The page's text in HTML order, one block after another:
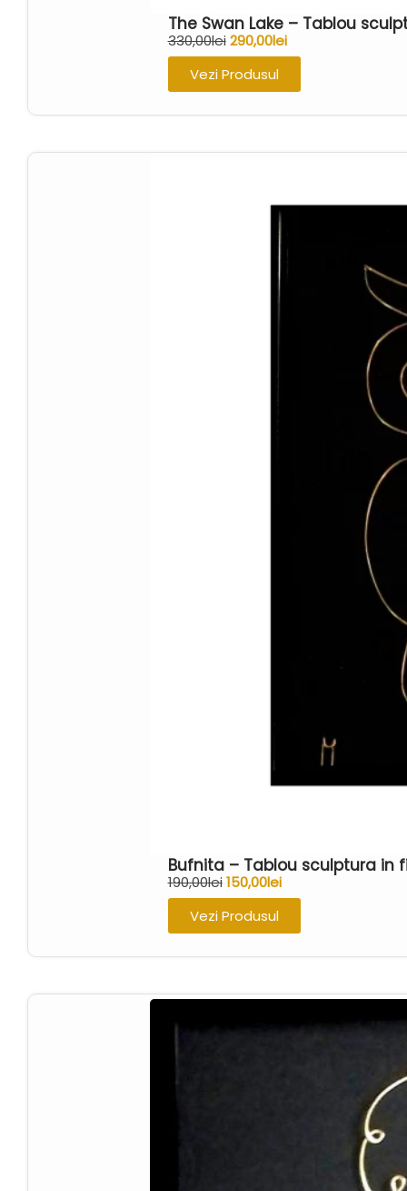
The Swan Lake – Tablou
330,00lei 290,00lei
Vezi Produsul
Bufnita – Tablou sculptura in
190,00lei 150,00lei
Vezi Produsul